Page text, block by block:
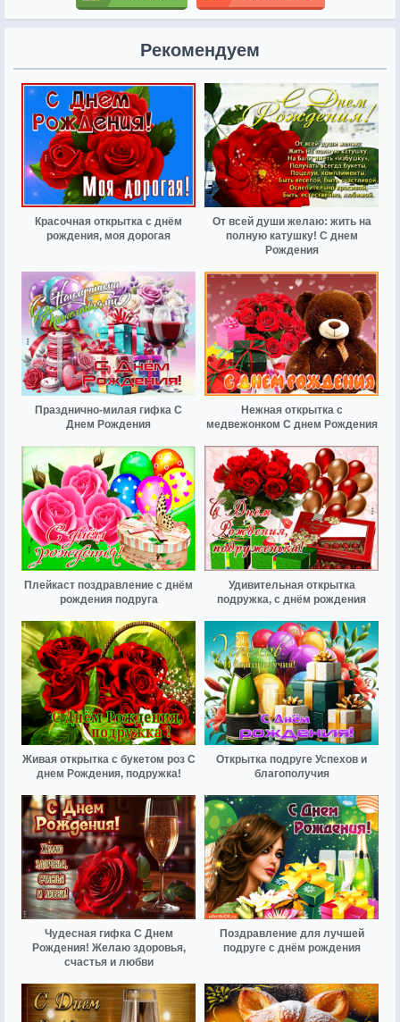
Рекомендуем
Красочная открытка с днём
рождения, моя дорогая
От всей души желаю: жить на
полную катушку! С днем
Рождения
Празднично-милая гифка С
Днем Рождения
Нежная открытка с
медвежонком С днем Рождения
Плейкаст поздравление с днём
рождения подруга
Удивительная открытка
подружка, с днём рождения
Живая открытка с букетом роз С
днем Рождения, подружка!
Открытка подруге Успехов и
благополучия
Чудесная гифка С Днем
Рождения! Желаю здоровья,
счастья и любви
Поздравление для лучшей
подруге с днём рождения